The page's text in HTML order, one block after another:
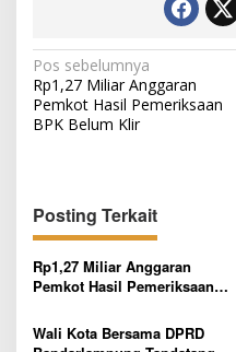
N
a
v
a
s
i
Pos sebelumnya
Rp1,27 Miliar Anggaran
Pemkot Hasil Pemeriksaan
BPK Belum Klir
Posting Terkait
Rp1,27 Miliar Anggaran
Pemkot Hasil Pemeriksaan
Wali Kota Bersama DPRD